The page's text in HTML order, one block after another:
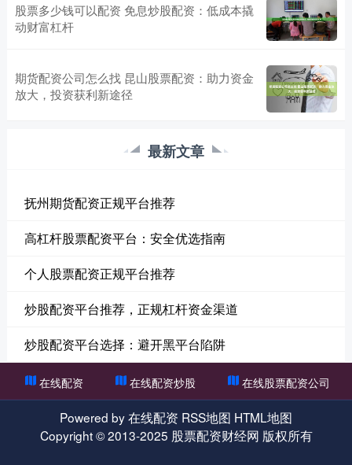
股票多少钱可以配资 免息炒股配资：低成本撬
动财富杠杆
期货配资公司怎么找 昆山股票配资：助力资金
放大，投资获利新途径
最新文章
抚州期货配资正规平台推荐
高杠杆股票配资平台：安全优选指南
个人股票配资正规平台推荐
炒股配资平台推荐，正规杠杆资金渠道
炒股配资平台选择：避开黑平台陷阱
在线配资 在线配资炒股 在线股票配资公司
Powered by在线配资 RSS地图 HTML地图
Copyright© 2013-2025 股票配资财经网 版权所有